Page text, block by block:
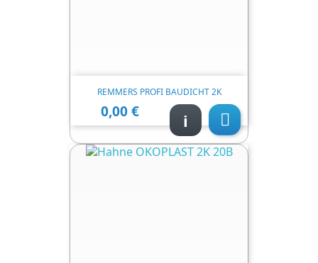
REMMERS PROFI BAUDICHT 2K
Цена
0,00 € 
i